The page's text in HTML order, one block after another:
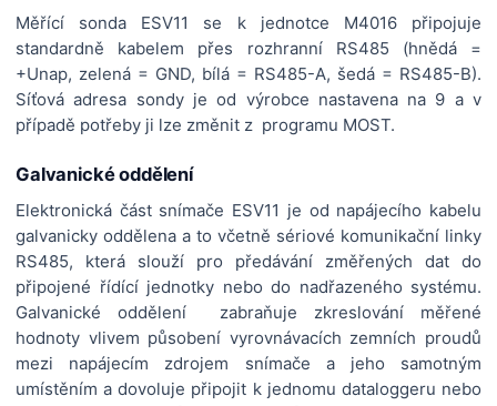
Měřící sonda ESV11 se k jednotce M4016 připojuje
standardně kabelem přes rozhranní RS485 (hnědá =
+Unap, zelená = GND, bílá = RS485-A, šedá = RS485-B).
Síťová adresa sondy je od výrobce nastavena na 9 a v
případě potřeby ji lze změnit z programu MOST.
Galvanické oddělení
Elektronická část snímače ESV11 je od napájecího kabelu
galvanicky oddělena a to včetně sériové komunikační linky
RS485, která slouží pro předávání změřených dat do
připojené řídící jednotky nebo do nadřazeného systému.
Galvanické oddělení
zabraňuje zkreslování měřené
hodnoty vlivem působení vyrovnávacích zemních proudů
mezi napájecím zdrojem snímače a jeho samotným
umístěním a dovoluje připojit k jednomu dataloggeru nebo